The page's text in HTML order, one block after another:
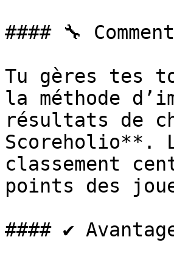
#### 🔧
Tu gères tes
la méthode
résultats de
Scoreholio**.
classement
points des
#### ✔️